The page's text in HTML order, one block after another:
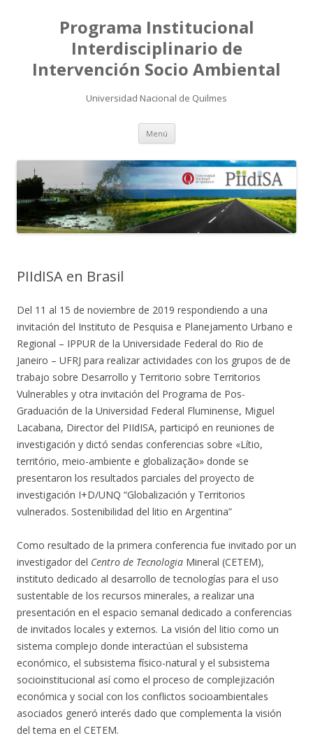
Programa Institucional
Interdisciplinario de
Intervención Socio Ambiental
Universidad Nacional de Quilmes
Menú Saltar
contenido
PIIdISA en Brasil
Del 11 al 15 de noviembre de 2019 respondiendo a una
invitación del Instituto de Pesquisa e Planejamento Urbano e
Regional – IPPUR de la Universidade Federal do Rio de
Janeiro – UFRJ para realizar actividades con los grupos de de
trabajo sobre Desarrollo y Territorio sobre Territorios
Vulnerables y otra invitación del Programa de Pos-
Graduación de la Universidad Federal Fluminense, Miguel
Lacabana, Director del PIIdISA, participó en reuniones de
investigación y dictó sendas conferencias sobre «Lítio,
território, meio-ambiente e globalização» donde se
presentaron los resultados parciales del proyecto de
investigación I+D/UNQ “Globalización y Territorios
vulnerados. Sostenibilidad del litio en Argentina”
Como resultado de la primera conferencia fue invitado por un
investigador del Centro de Tecnologia Mineral (CETEM),
instituto dedicado al desarrollo de tecnologías para el uso
sustentable de los recursos minerales, a realizar una
presentación en el espacio semanal dedicado a conferencias
de invitados locales y externos. La visión del litio como un
sistema complejo donde interactúan el subsistema
económico, el subsistema físico-natural y el subsistema
socioinstitucional así como el proceso de complejización
económica y social con los conflictos socioambientales
asociados generó interés dado que complementa la visión
del tema en el CETEM.